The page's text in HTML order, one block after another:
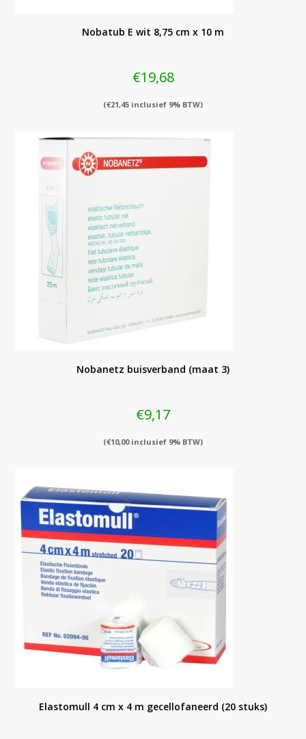
Nobatub E wit 8,75 cm x 10 m
€19,68
(€21,45 inclusief 9% BTW)
Nobanetz buisverband (maat 3)
€9,17
(€10,00inclusief 9% BTW)
Elastomull 4 cm x 4 m gecellofaneerd (20 stuks)